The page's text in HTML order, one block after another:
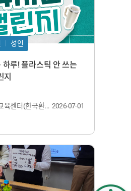
성인
하루! 플라스틱 안 쓰는
지
육센터(한국환경 2026-07-01